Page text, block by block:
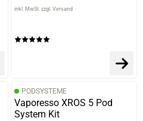
inkl. MwSt. zzgl. Versand
PODSYSTEME
Vaporesso XROS 5 Pod
System Kit